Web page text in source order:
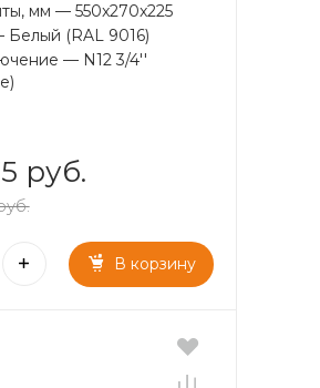
мм — 550x270x225
Белый (RAL 9016)
— N12 3/4''
руб.
В корзину